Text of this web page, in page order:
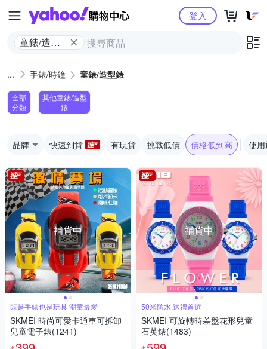
Yahoo購物中心
童錶/造型
登入
手錶/時鐘 童錶/造型錶
全部
分類
其他童錶/造型
錶
品牌 快速到貨 有現貨 挑戰低價 價格低到高 使
補貨中
既是手錶也是玩具 潮童最愛
SKMEI 時尚可愛卡通車可拆卸
兒童電子錶(1241)
補貨中
50米防水,送禮首選
SKMEI 可旋轉時差盤花形兒童
石英錶(1483)